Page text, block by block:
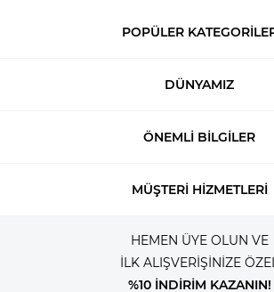
POPÜLER
DÜNYAMIZ
ÖNEMLİ BİLGİLER
MÜŞTERİ HİZMETLERİ
HEMEN ÜYE OLUN VE
İLK ALIŞVERİŞİNİZE
%10 İNDİRİM KAZANIN!